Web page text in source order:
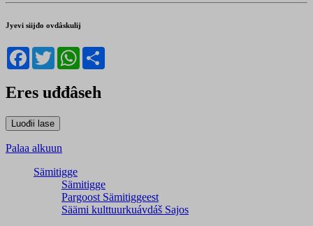
Jyevi siijđo ovdâskulij
Facebook
TwitterWhatsApp
Eres uđđâseh
Palaa alkuun
Sämitigge
Sämitigge
Pargoost Sämitiggeest
Säämi kulttuurkuávdáš Sajos